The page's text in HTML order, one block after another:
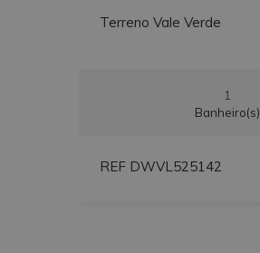
Terreno Vale Verde
1
Banheiro(s)
REF DWVL525142